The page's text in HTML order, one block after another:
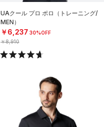
UAクール プロ ポロ（トレーニング/
MEN）
￥6,237 30%OFF
￥8,910